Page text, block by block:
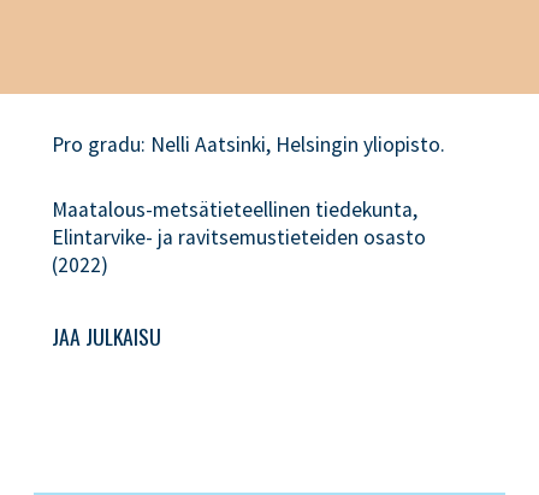
Pro gradu: Nelli Aatsinki, Helsingin yliopisto.
Maatalous-metsätieteellinen tiedekunta,
Elintarvike- ja ravitsemustieteiden osasto
(2022)
JAA JULKAISU